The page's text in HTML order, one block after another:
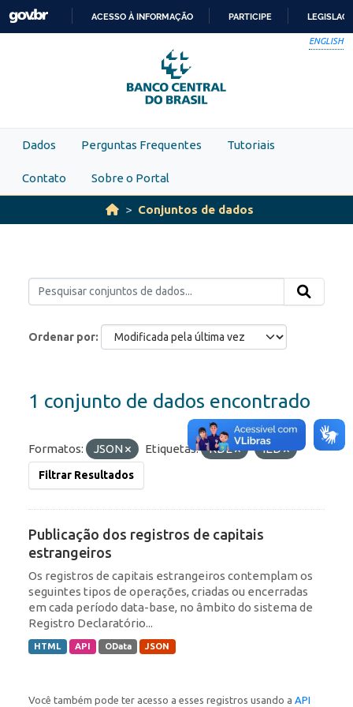
Skip to main content
PARA
O
CONTEÚDO
ACESSO À INFORMAÇÃO PARTICIPE
ENGLISH
Dados Perguntas Frequentes Tutoriais
Contato Sobre o Portal
Conjuntos de dados
Ordenar por
1 conjunto de dados encontrado
Formatos: JSON Etiquetas: RDE IED
Filtrar Resultados
Publicação dos registros de capitais
estrangeiros
Os registros de capitais estrangeiros contemplam os
seguintes tipos de operações, criadas ou encerradas
em cada período data-base, no âmbito do sistema de
Registro Declaratório...
HTML API OData JSON
Você também pode ter acesso a esses registros usando a API